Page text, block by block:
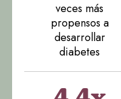
veces más
propensos a
desarrollar
diabetes